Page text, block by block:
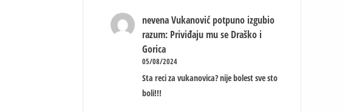
nevena Vukanović potpuno izgubio
razum: Priviđaju mu se Draško i
Gorica
05/08/2024
Sta reci za vukanovica? nije bolest sve sto
boli!!!